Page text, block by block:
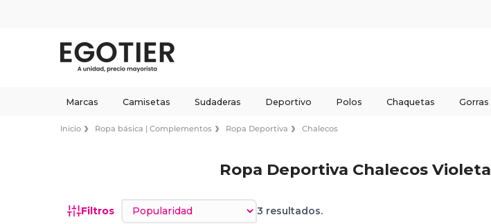
Marcas Camisetas Sudaderas Deportivo Polos Chaquetas Gorras
Inicio Ropa básica | Complementos Ropa Deportiva Chalecos
Ropa Deportiva Chalecos Violeta
Filtros Ordenar por 3 resultados.